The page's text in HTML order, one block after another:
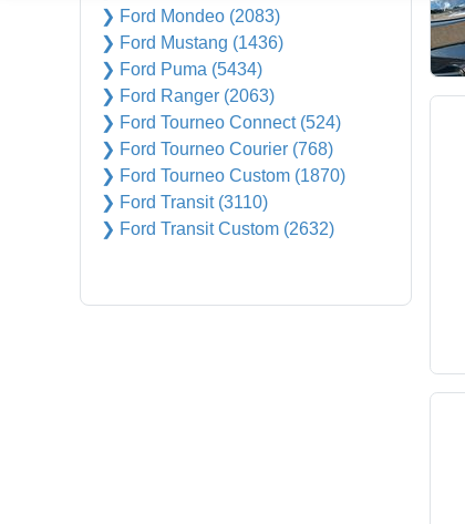
❯ Ford Mondeo (2083)
❯ Ford Mustang (1436)
❯ Ford Puma (5434)
❯ Ford Ranger (2063)
❯ Ford Tourneo Connect (524)
❯ Ford Tourneo Courier (768)
❯ Ford Tourneo Custom (1870)
❯ Ford Transit (3110)
❯ Ford Transit Custom (2632)